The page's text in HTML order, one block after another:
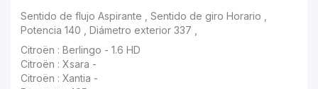
Sentido de flujo Aspirante , Sentido de giro Horario , Potencia 140 , Diámetro exterior 337 ,
Citroën : Berlingo - 1.6 HD
Citroën : Xsara -
Citroën : Xantia -